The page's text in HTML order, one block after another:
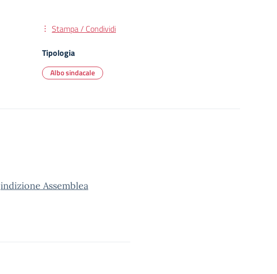
Stampa / Condividi
Tipologia
Albo sindacale
indizione Assemblea